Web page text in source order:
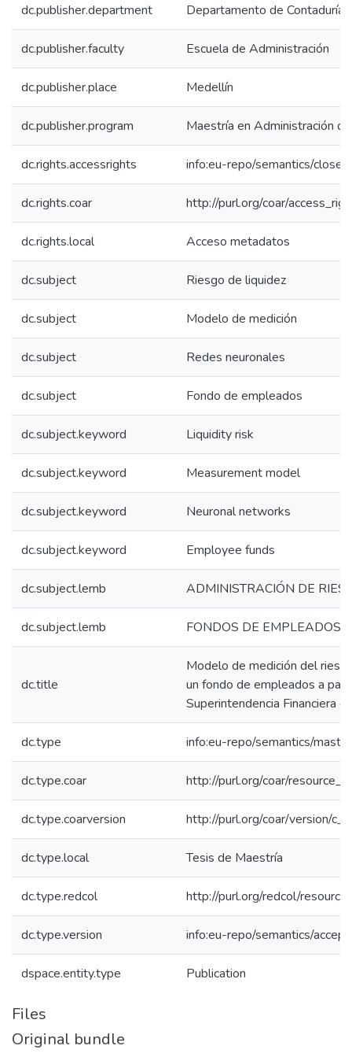
dc.publisher.department Departamento de Contaduría
dc.publisher.faculty Escuela de Administración
dc.publisher.place Medellín
dc.publisher.program Maestría en Administración
dc.rights.accessrights info:eu-repo/semantics/
dc.rights.coar http://purl.org/coar/
dc.rights.local Acceso metadatos
dc.subject Riesgo de liquidez
dc.subject Modelo de medición
dc.subject Redes neuronales
dc.subject Fondo de empleados
dc.subject.keyword Liquidity risk
dc.subject.keyword Measurement model
dc.subject.keyword Neuronal networks
dc.subject.keyword Employee funds
dc.subject.lemb ADMINISTRACIÓN DE
dc.subject.lemb FONDOS DE EMPLEADOS
dc.title
Modelo de medición del
un fondo de empleados a
Superintendencia Financiera
dc.type info:eu-repo/semantics/
dc.type.coar http://purl.org/coar/
dc.type.coarversion http://purl.org/coar/version/
dc.type.local Tesis de Maestría
dc.type.redcol http://purl.org/redcol/
dc.type.version info:eu-repo/semantics/
dspace.entity.type Publication
Files
Original bundle